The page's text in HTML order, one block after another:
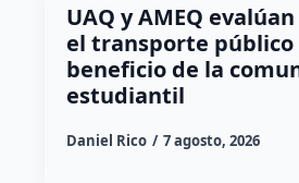
UAQ y AMEQ
el transporte público
beneficio de la
estudiantil
Daniel Rico 7 agosto, 2026